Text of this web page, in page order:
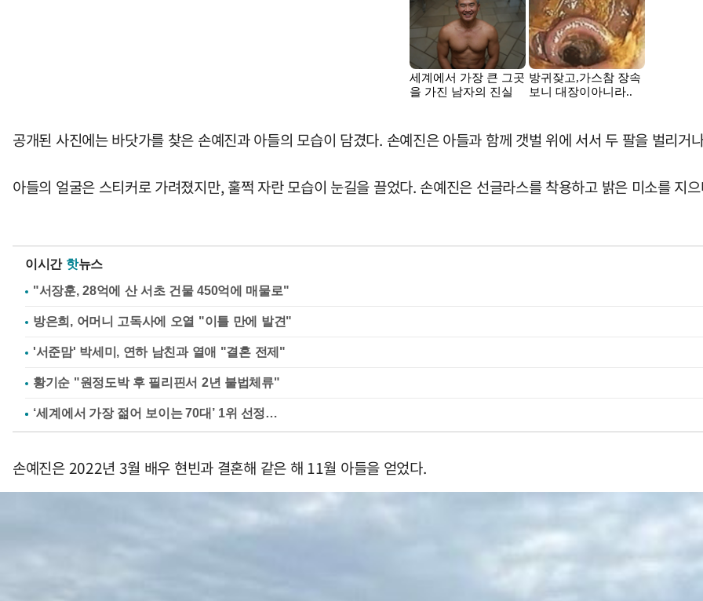
공개된 사진에는 바닷가를 찾은 손예진과 아들의 모습이 담겼다. 손예진은 아들과 함께 갯벌 위에 서서 두 팔을 벌리거
아들의 얼굴은 스티커로 가려졌지만, 훌쩍 자란 모습이 눈길을 끌었다. 손예진은 선글라스를 착용하고 밝은 미소를 지
이시간 핫뉴스
"서장훈, 28억에 산 서초 건물 450억에 매물로"
방은희, 어머니 고독사에 오열 "이틀 만에 발견"
'서준맘' 박세미, 연하 남친과 열애 "결혼 전제"
황기순 "원정도박 후 필리핀서 2년 불법체류"
손예진은 2022년 3월 배우 현빈과 결혼해 같은 해 11월 아들을 얻었다.